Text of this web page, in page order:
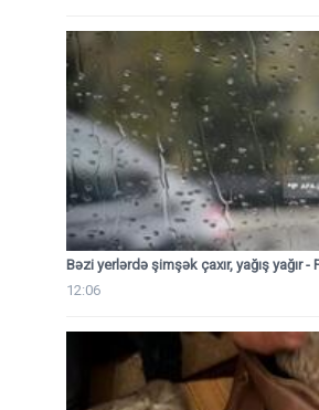
Bəzi yerlərdə şimşək çaxır, yağış yağır -
12:06